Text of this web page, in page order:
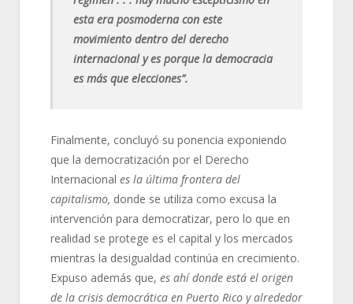
esta era posmoderna con este
movimiento dentro del derecho
internacional y es porque la democracia
es más que elecciones”.
Finalmente, concluyó su ponencia exponiendo
que la democratización por el Derecho
Internacional es la última frontera del
capitalismo, donde se utiliza como excusa la
intervención para democratizar, pero lo que en
realidad se protege es el capital y los mercados
mientras la desigualdad continúa en crecimiento.
Expuso además que, es ahí donde está el origen
de la crisis democrática en Puerto Rico y alrededor